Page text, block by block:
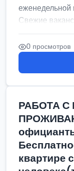
Свежие
0 просмотров
РАБОТА
квартире